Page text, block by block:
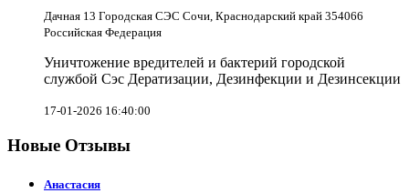
Дачная 13 Городская СЭС Сочи, Краснодарский край 354066
Российская Федерация
Уничтожение вредителей и бактерий городской
службой Сэс Дератизации, Дезинфекции и Дезинсекции
17-01-2026 16:40:00
Новые Отзывы
Анастасия